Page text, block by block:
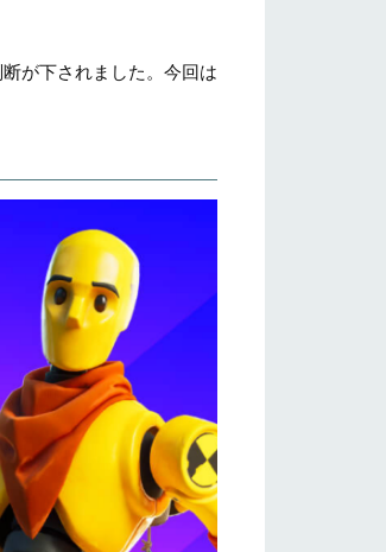
が下されました。今回は